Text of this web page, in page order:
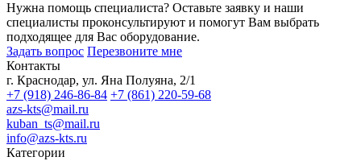
Нужна помощь специалиста? Оставьте заявку и наши
специалисты проконсультируют и помогут Вам выбрать
подходящее для Вас оборудование.
Задать вопрос Перезвоните мне
Контакты
г. Краснодар, ул. Яна Полуяна, 2/1
+7 (918) 246-86-84 +7 (861) 220-59-68
azs-kts@mail.ru
kuban_ts@mail.ru
info@azs-kts.ru
Категории